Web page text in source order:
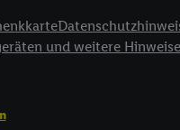
und weitere